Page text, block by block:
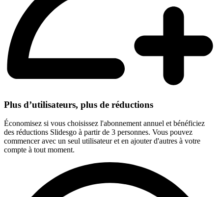
Plus d’utilisateurs, plus de réductions
Économisez si vous choisissez l'abonnement annuel et bénéficiez
des réductions Slidesgo à partir de 3 personnes. Vous pouvez
commencer avec un seul utilisateur et en ajouter d'autres à votre
compte à tout moment.